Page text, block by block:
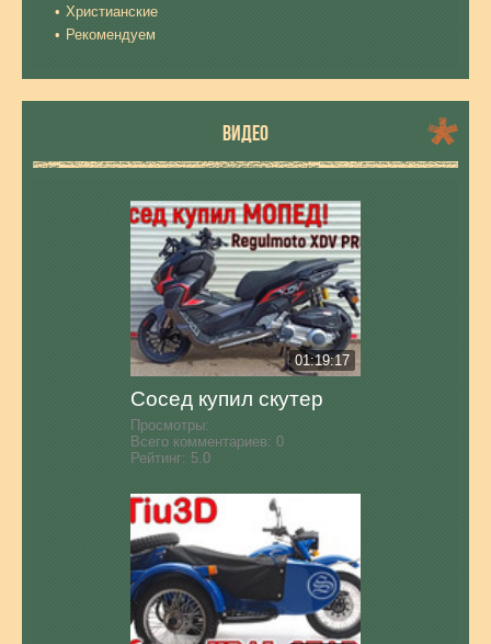
Христианские
Рекомендуем
ВИДЕО
01:19:17
Сосед купил скутер
Просмотры:
Всего комментариев: 0
Рейтинг: 5.0